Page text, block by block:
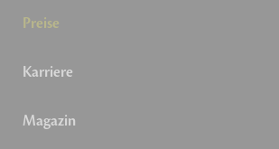
Preise
Karriere
Magazin